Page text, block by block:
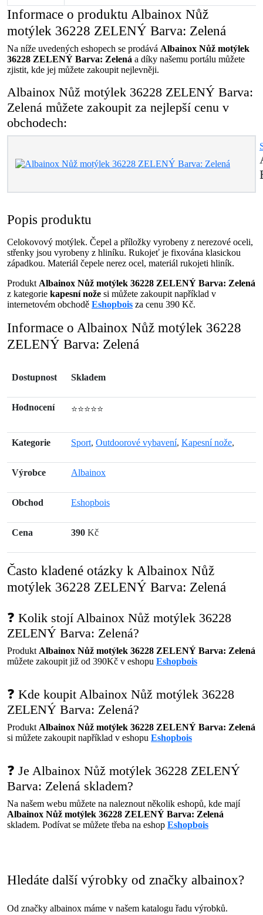
Informace o produktu Albainox Nůž
motýlek 36228 ZELENÝ Barva: Zelená
Na níže uvedených eshopech se prodává Albainox Nůž motýlek
36228 ZELENÝ Barva: Zelená a díky našemu portálu můžete
zjistit, kde jej můžete zakoupit nejlevněji.
Albainox Nůž motýlek 36228 ZELENÝ Barva:
Zelená můžete zakoupit za nejlepší cenu v
obchodech:
Popis produktu
Celokovový motýlek. Čepel a příložky vyrobeny z nerezové oceli,
střenky jsou vyrobeny z hliníku. Rukojeť je fixována klasickou
západkou. Materiál čepele nerez ocel, materiál rukojeti hliník.
Produkt Albainox Nůž motýlek 36228 ZELENÝ Barva: Zelená
z kategorie kapesní nože si můžete zakoupit například v
internetovém obchodě Eshopbois za cenu 390 Kč.
Informace o Albainox Nůž motýlek 36228
ZELENÝ Barva: Zelená
Dostupnost Skladem
Hodnocení ⭐⭐⭐⭐⭐
Kategorie Sport, Outdoorové vybavení, Kapesní nože,
Výrobce Albainox
Obchod Eshopbois
Cena 390 Kč
Často kladené otázky k Albainox Nůž
motýlek 36228 ZELENÝ Barva: Zelená
❓ Kolik stojí Albainox Nůž motýlek 36228
ZELENÝ Barva: Zelená?
Produkt Albainox Nůž motýlek 36228 ZELENÝ Barva: Zelená
můžete zakoupit již od 390Kč v eshopu Eshopbois
❓ Kde koupit Albainox Nůž motýlek 36228
ZELENÝ Barva: Zelená?
Produkt Albainox Nůž motýlek 36228 ZELENÝ Barva: Zelená
si můžete zakoupit například v eshopu Eshopbois
❓ Je Albainox Nůž motýlek 36228 ZELENÝ
Barva: Zelená skladem?
Na našem webu můžete na naleznout několik eshopů, kde mají
Albainox Nůž motýlek 36228 ZELENÝ Barva: Zelená
skladem. Podívat se můžete třeba na eshop Eshopbois
Hledáte další výrobky od značky albainox?
Od značky albainox máme v našem katalogu řadu výrobků.